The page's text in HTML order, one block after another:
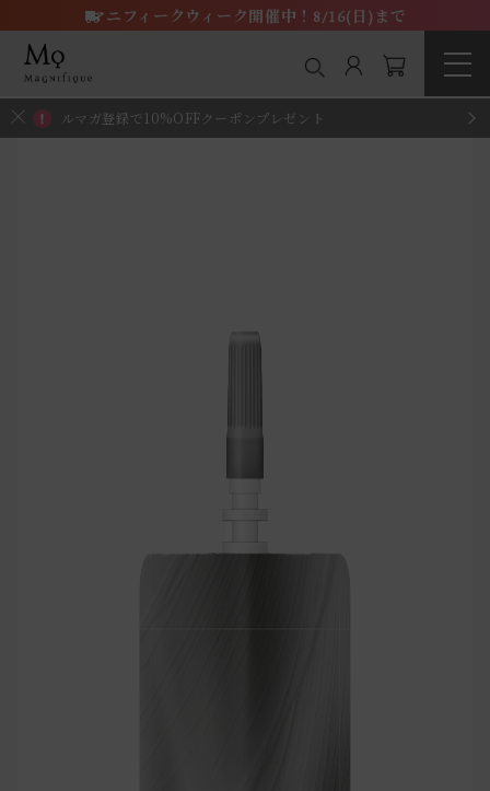
メルマガ登録で10%OFFクーポンプレゼント
マニフィークウィーク開催中！8/16(日)まで